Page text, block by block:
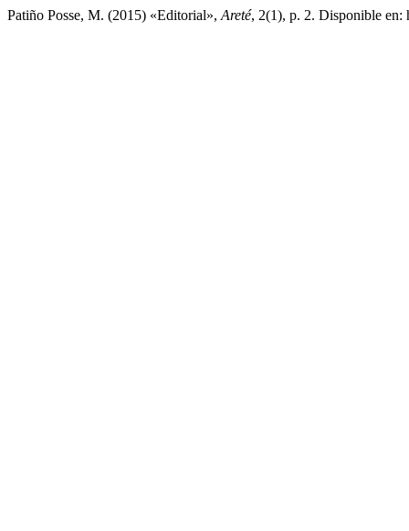
Patiño Posse, M. (2015) «Editorial», Areté, 2(1), p. 2. Disponible en: